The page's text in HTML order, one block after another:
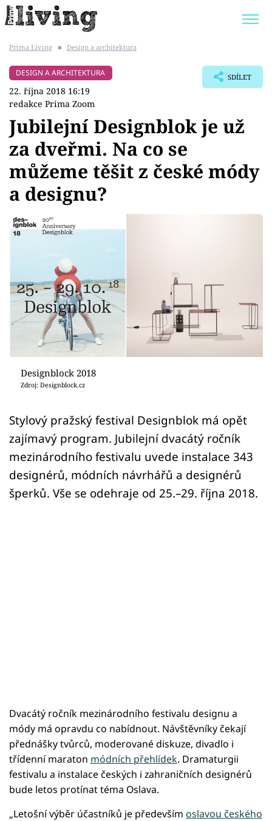
BYDLENÍ SLAVNÝCH
ZAHRADA
Témata
Bydlení
Zahrada
Sledujte prima+
Přihlášení
Sledujte nás
Prima Living ■ Design a architektura
DESIGN A ARCHITEKTURA
22. října 2018 16:19
redakce Prima Zoom
SDÍLET
Jubilejní Designblok je už
za dveřmi. Na co se
můžeme těšit z české módy
a designu?
Designblock 2018
Zdroj: Designblock.cz
Stylový pražský festival Designblok má opět
zajímavý program. Jubilejní dvacátý ročník
mezinárodního festivalu uvede instalace 343
designérů, módních návrhářů a designérů
šperků. Vše se odehraje od 25.–29. října 2018.
Dvacátý ročník mezinárodního festivalu designu a
módy má opravdu co nabídnout. Návštěvníky čekají
přednášky tvůrců, moderované diskuze, divadlo i
třídenní maraton módních přehlídek. Dramaturgii
festivalu a instalace českých i zahraničních designérů
bude letos protínat téma Oslava.
„Letošní výběr účastníků je především oslavou českého